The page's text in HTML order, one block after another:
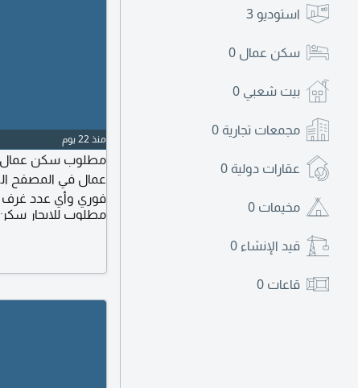
استوديو 3
سكن عمال 0
بيت شعبي 0
مجمعات تجارية 0
عقارات دولية 0
مخيمات 0
قيد الإنشاء 0
قاعات 0
منذ 22 يوم
مطلوب سكن عمال
عمال في المصفح
فوري وأي عدد غرف
مطلوب للايجار